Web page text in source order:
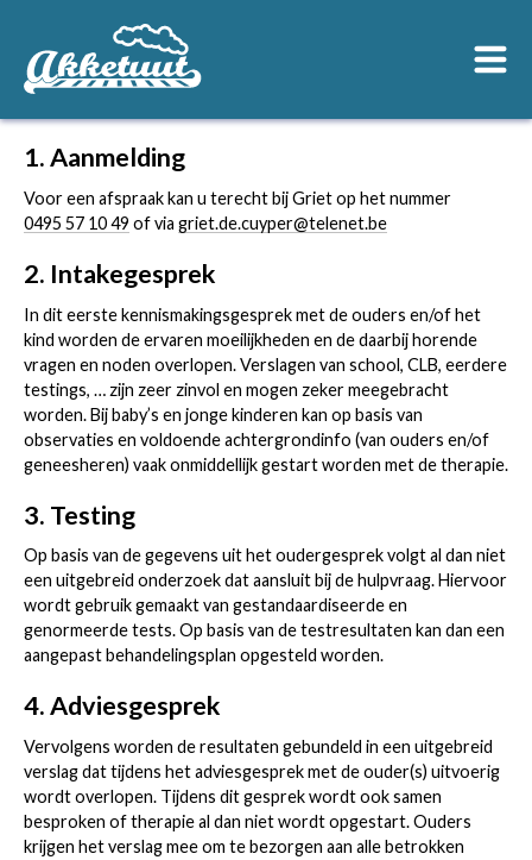
Therapeuten
Therapieën
Contact
1. Aanmelding
Voor een afspraak kan u terecht bij Griet op het nummer
0495 57 10 49 of via griet.de.cuyper@telenet.be
2. Intakegesprek
In dit eerste kennismakingsgesprek met de ouders en/of het
kind worden de ervaren moeilijkheden en de daarbij horende
vragen en noden overlopen. Verslagen van school, CLB, eerdere
testings, … zijn zeer zinvol en mogen zeker meegebracht
worden. Bij baby’s en jonge kinderen kan op basis van
observaties en voldoende achtergrondinfo (van ouders en/of
geneesheren) vaak onmiddellijk gestart worden met de therapie.
3. Testing
Op basis van de gegevens uit het oudergesprek volgt al dan niet
een uitgebreid onderzoek dat aansluit bij de hulpvraag. Hiervoor
wordt gebruik gemaakt van gestandaardiseerde en
genormeerde tests. Op basis van de testresultaten kan dan een
aangepast behandelingsplan opgesteld worden.
4. Adviesgesprek
Vervolgens worden de resultaten gebundeld in een uitgebreid
verslag dat tijdens het adviesgesprek met de ouder(s) uitvoerig
wordt overlopen. Tijdens dit gesprek wordt ook samen
besproken of therapie al dan niet wordt opgestart. Ouders
krijgen het verslag mee om te bezorgen aan alle betrokken